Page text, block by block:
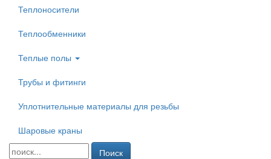
Теплоносители
Теплообменники
Теплые полы
Трубы и фитинги
Уплотнительные материалы для резьбы
Шаровые краны
Поиск